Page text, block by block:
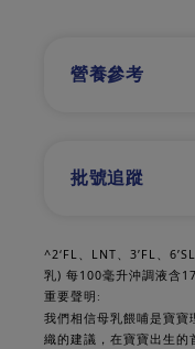
營養參考
批號追蹤
^2‘FL LNT 3’FL 6’SL
乳) 每100毫升沖調液含
重要聲明 :
我們相信母乳餵哺是寶寶
織的建議，在寶寶出生的